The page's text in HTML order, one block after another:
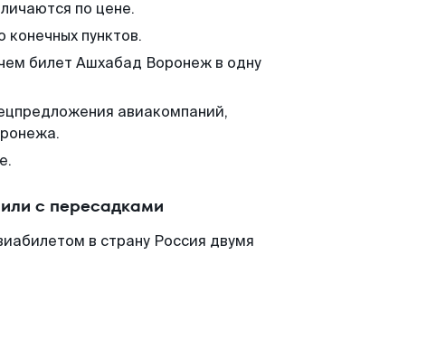
по цене.
пунктов.
билет Ашхабад Воронеж в одну
авиакомпаний,
с пересадками
в страну Россия двумя